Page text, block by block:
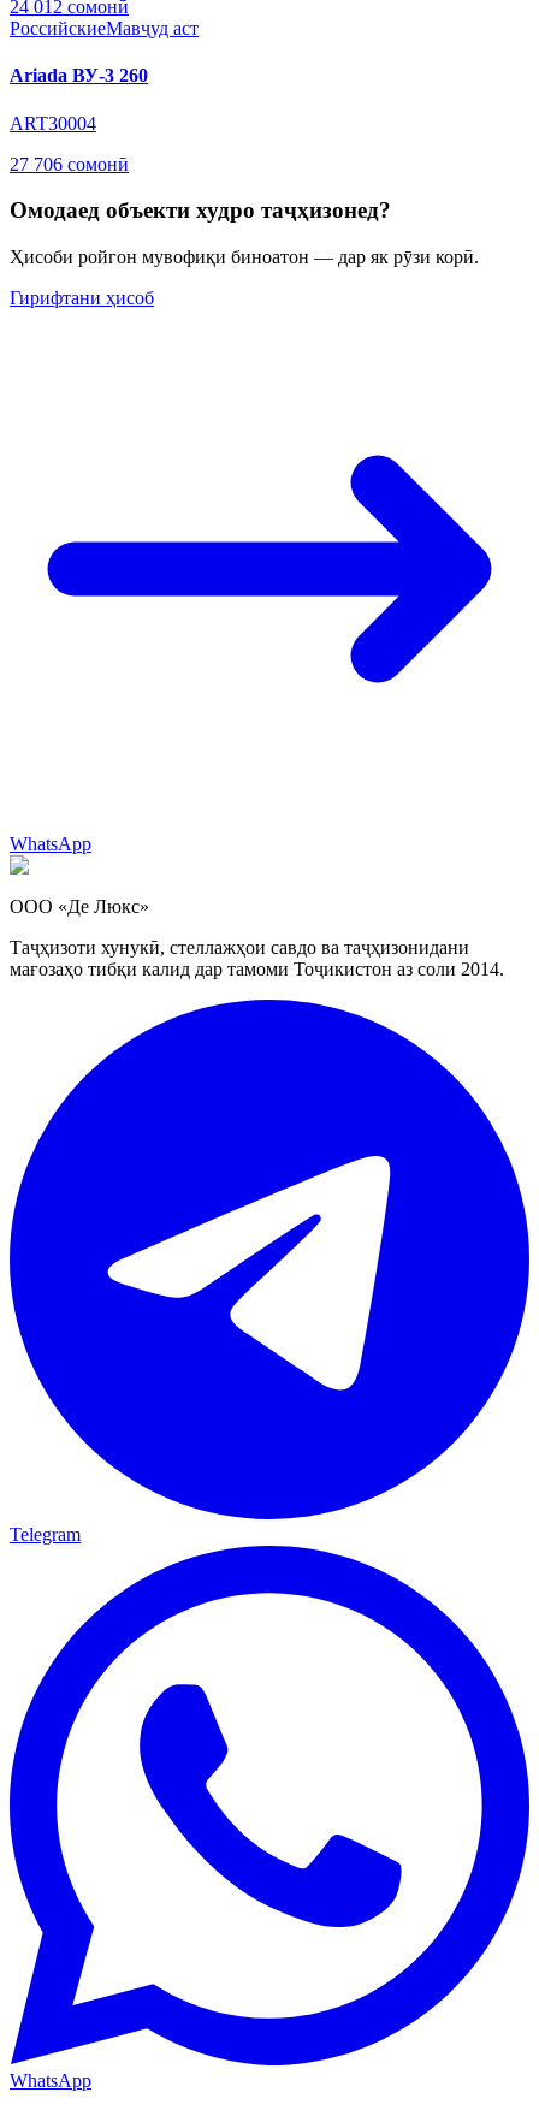
24 012 сомонӣ
РоссийскиеМавҷуд аст
Ariada ВУ-3 260
ART30004
27 706 сомонӣ
Омодаед объекти худро таҷҳизонед?
Ҳисоби ройгон мувофиқи биноатон — дар як рӯзи корӣ.
Гирифтани ҳисоб
WhatsApp
ООО «Де Люкс»
Таҷҳизоти хунукӣ, стеллажҳои савдо ва таҷҳизонидани
мағозаҳо тибқи калид дар тамоми Тоҷикистон аз соли 2014.
Telegram
WhatsApp